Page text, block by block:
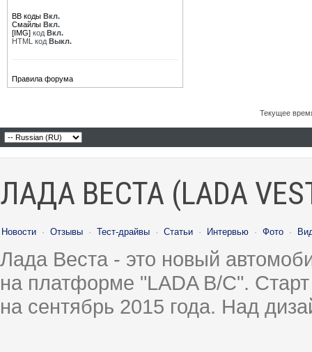
BB коды Вкл.
Смайлы Вкл.
[IMG] код Вкл.
HTML код Выкл.
Правила форума
Текущее
ЛАДА ВЕСТА (LADA
Новости · Отзывы · Тест-драйвы · Статьи · Интервью · Фото ·
Лада Веста - это новый
на платформе "LADA B/C".
на сентябрь 2015 года. Над